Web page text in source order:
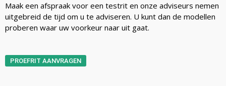
Maak een afspraak voor een testrit en onze adviseurs nemen
uitgebreid de tijd om u te adviseren. U kunt dan de modellen
proberen waar uw voorkeur naar uit gaat.
PROEFRIT AANVRAGEN